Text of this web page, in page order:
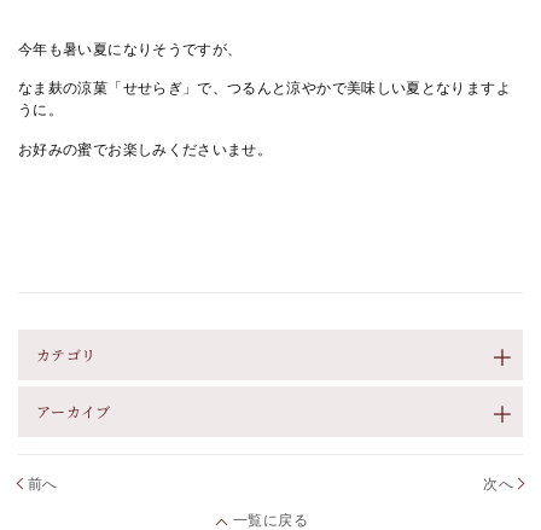
今年も暑い夏になりそうですが、
なま麸の涼菓「せせらぎ」で、つるんと涼やかで美味しい夏となりますよ
うに。
お好みの蜜でお楽しみくださいませ。
カテゴリ
アーカイブ
前へ
一覧に戻る
次へ